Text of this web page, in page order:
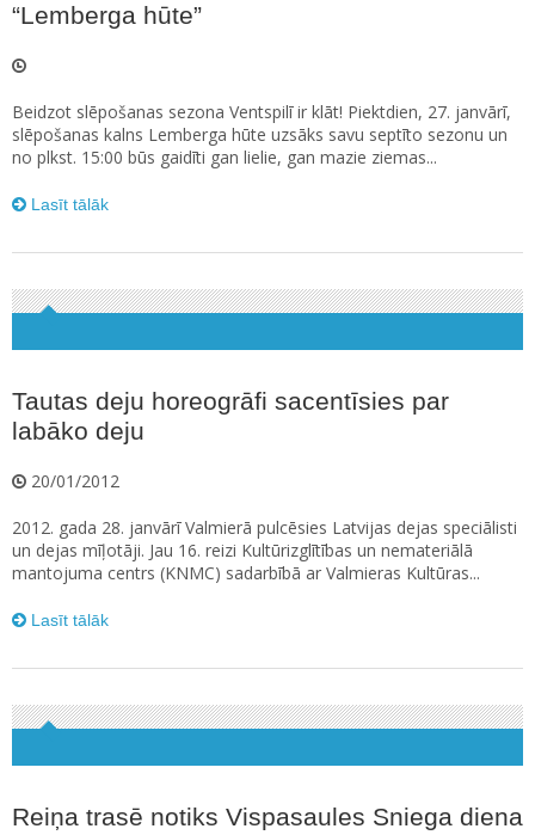
“Lemberga hūte”
Beidzot slēpošanas sezona Ventspilī ir klāt! Piektdien, 27. janvārī,
slēpošanas kalns Lemberga hūte uzsāks savu septīto sezonu un
no plkst. 15:00 būs gaidīti gan lielie, gan mazie ziemas...
Lasīt tālāk
Tautas deju horeogrāfi sacentīsies par
labāko deju
20/01/2012
2012. gada 28. janvārī Valmierā pulcēsies Latvijas dejas speciālisti
un dejas mīļotāji. Jau 16. reizi Kultūrizglītības un nemateriālā
mantojuma centrs (KNMC) sadarbībā ar Valmieras Kultūras...
Lasīt tālāk
Reiņa trasē notiks Vispasaules Sniega diena